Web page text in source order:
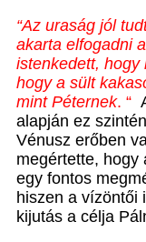
“Az uraság jól
akarta elfogadni
istenkedett, hogy
hogy a sült
mint Péternek. “
alapján ez
Vénusz erőben
megértette, hogy
egy fontos
hiszen a vízöntői
kijutás a célja